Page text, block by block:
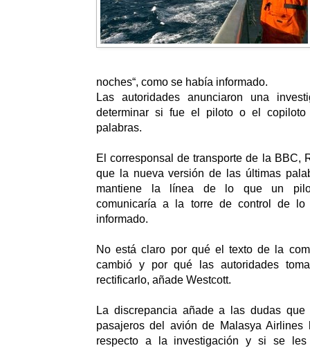
noches“, como se había informado.
Las autoridades anunciaron una
determinar si fue el piloto o el copiloto
palabras.
El corresponsal de transporte de la BBC,
que la nueva versión de las últimas
mantiene la línea de lo que un
comunicaría a la torre de control de
informado.
No está claro por qué el texto de la
cambió y por qué las autoridades
rectificarlo, añade Westcott.
La discrepancia añade a las dudas
pasajeros del avión de Malasya Airlines
respecto a la investigación y si se